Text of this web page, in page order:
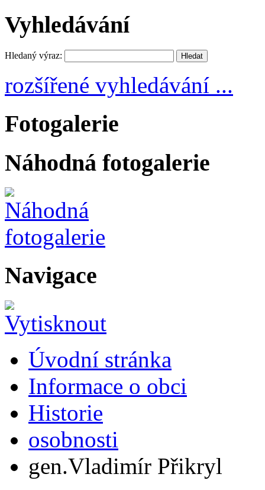
Vyhledávání
Hledaný výraz:
rozšířené vyhledávání ...
Fotogalerie
Náhodná fotogalerie
Navigace
Úvodní stránka
Informace o obci
Historie
osobnosti
gen.Vladimír Přikryl